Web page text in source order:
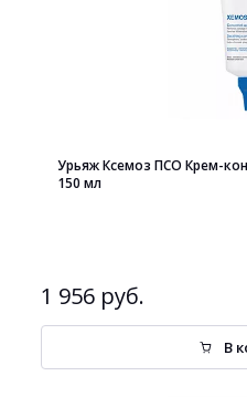
Урьяж Ксемоз ПСО Крем-
150 мл
1 956 руб.
В